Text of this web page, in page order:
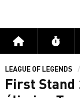
Accueil Flux
LEAGUE OF LEGENDS
First Stand